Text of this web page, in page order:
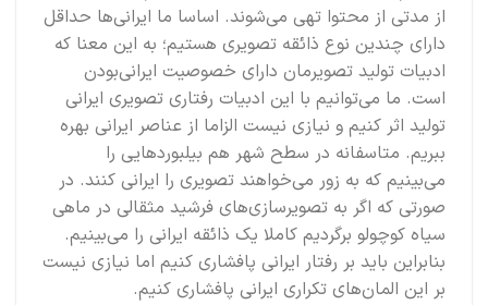
از مدتی از محتوا تهی می‌شوند. اساسا ما ایرانی‌ها حداقل
دارای چندین نوع ذائقه تصویری هستیم؛ به این معنا که
ادبیات تولید تصویرمان دارای خصوصیت ایرانی‌بودن
است. ما می‌توانیم با این ادبیات رفتاری تصویری ایرانی
تولید اثر کنیم و نیازی نیست الزاما از عناصر ایرانی بهره
ببریم. متاسفانه در سطح شهر هم بیلبوردهایی را
می‌بینیم که به زور می‌خواهند تصویری را ایرانی کنند. در
صورتی که اگر به تصویرسازی‌های فرشید مثقالی در ماهی
سیاه کوچولو برگردیم کاملا یک ذائقه ایرانی را می‌بینیم.
بنابراین باید بر رفتار ایرانی پافشاری کنیم اما نیازی نیست
بر این المان‌های تکراری ایرانی پافشاری کنیم.